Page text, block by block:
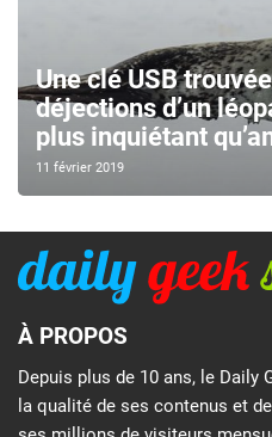
Une clé USB
déjections d’un
plus inquiétant
11 février 2019
À PROPOS
Depuis plus de 10 ans, le Daily
la qualité de ses contenus et